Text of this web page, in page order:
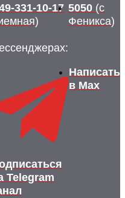
331-10-17 5050 (с
Феникса)
Telegram
Написать
в Max